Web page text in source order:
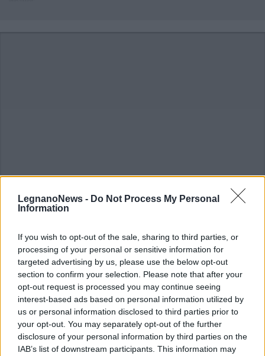
LegnanoNews - Do Not Process My Personal
Information
If you wish to opt-out of the sale, sharing to third parties, or
processing of your personal or sensitive information for
targeted advertising by us, please use the below opt-out
section to confirm your selection. Please note that after your
opt-out request is processed you may continue seeing
interest-based ads based on personal information utilized by
us or personal information disclosed to third parties prior to
your opt-out. You may separately opt-out of the further
disclosure of your personal information by third parties on the
IAB’s list of downstream participants. This information may